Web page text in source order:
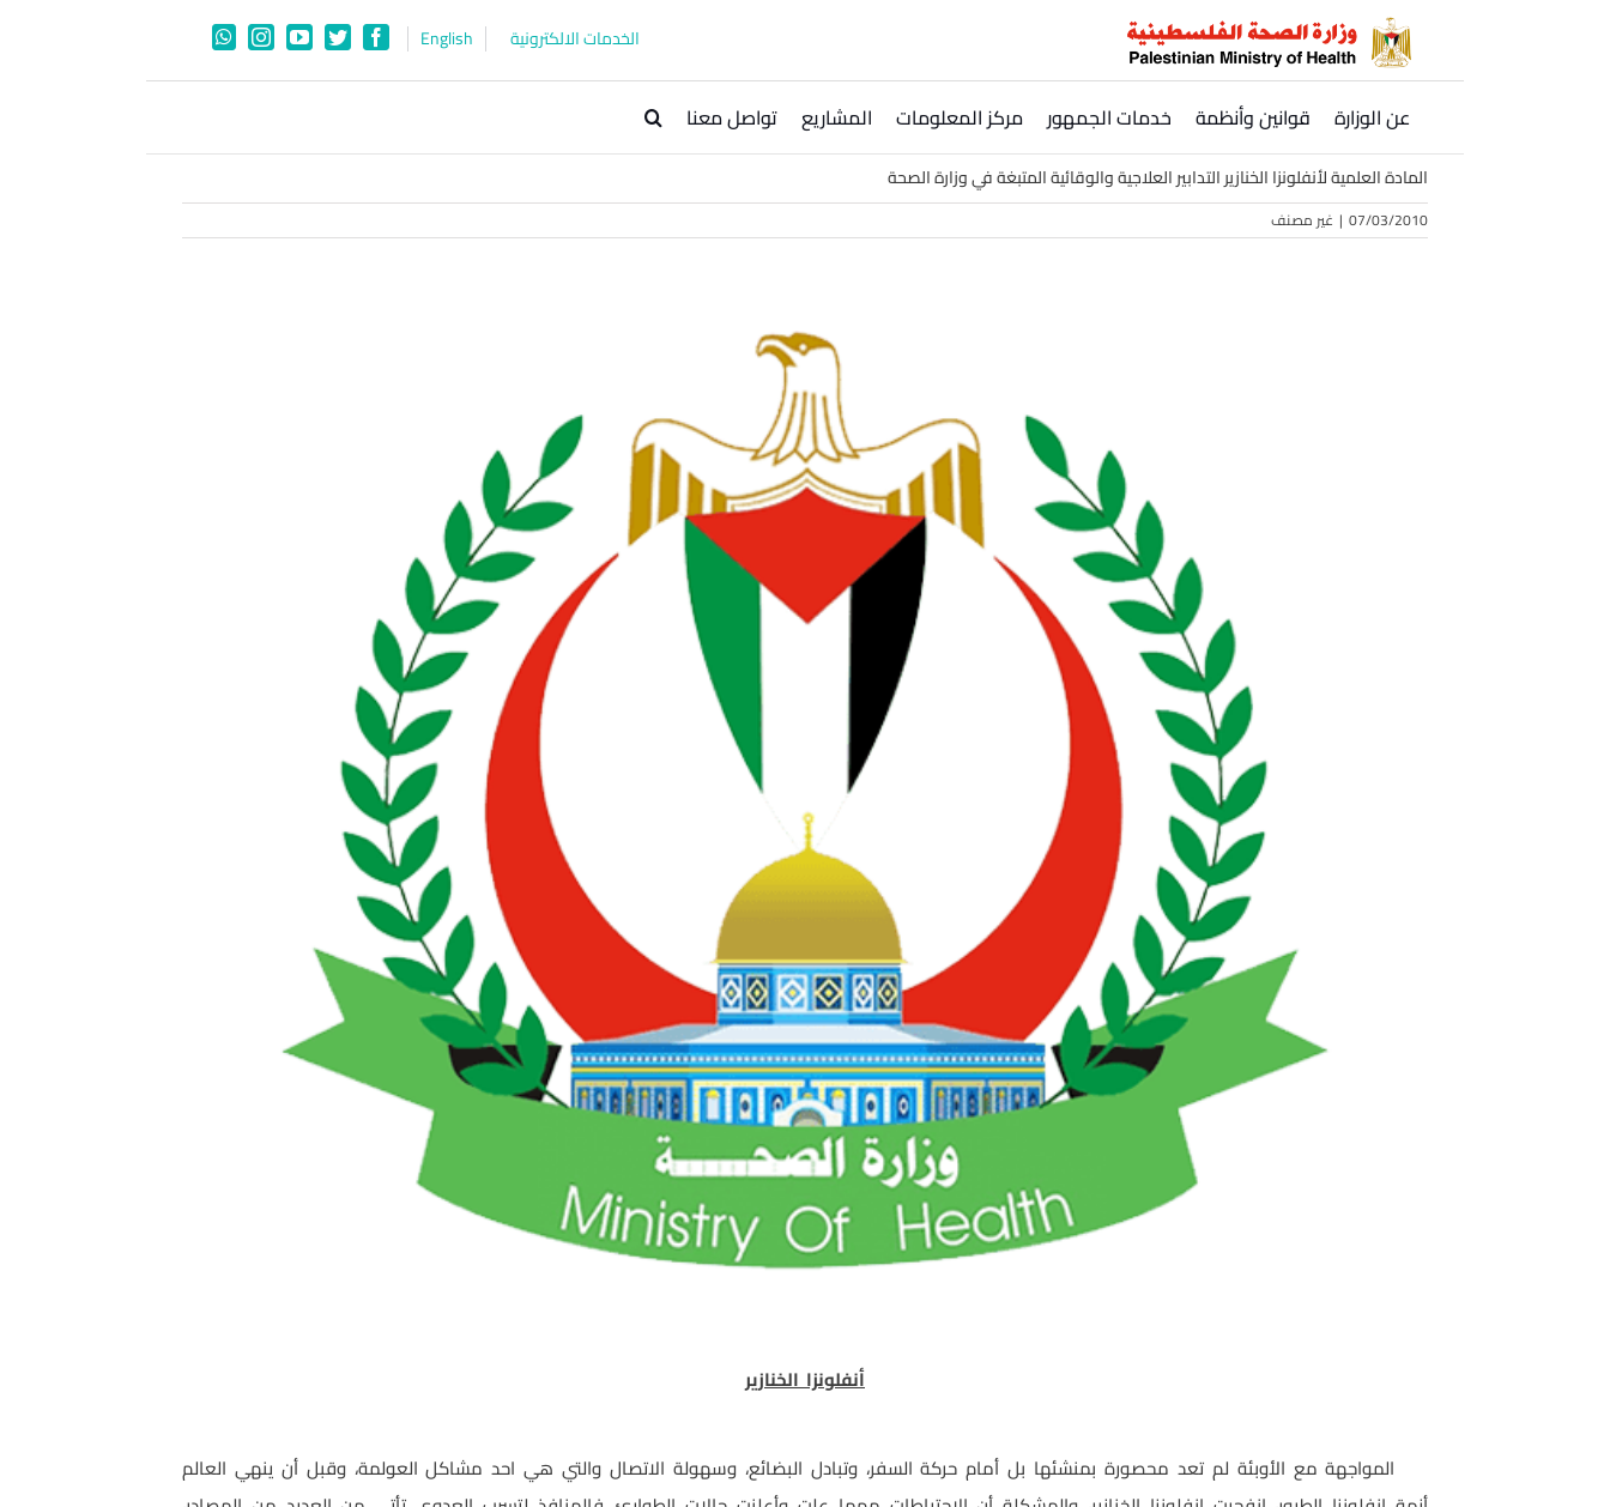
الخدمات الالكترونية English
Facebook
Twitter
YouTube
Instagram
WhatsApp
عن الوزارة قوانين وأنظمة خدمات الجمهور مركز المعلومات المشاريع تواصل معنا
المادة العلمية لأنفلونزا الخنازير التدابير العلاجية والوقائية المتبغة في وزارة الصحة
07/03/2010
| غير مصنف
أنفلونزا الخنازير
المواجهة مع الأوبئة لم تعد محصورة بمنشئها بل أمام حركة السفر، وتبادل البضائع، وسهولة الاتصال والتي هي احد مشاكل العولمة، وقبل أن ينهي العالم